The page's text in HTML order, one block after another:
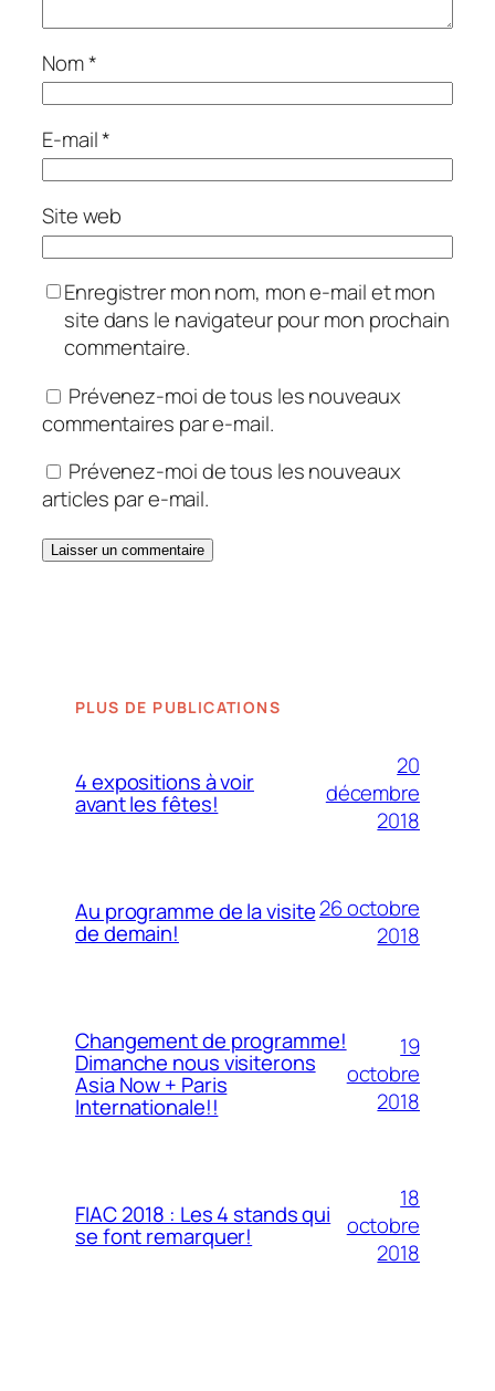
Nom*
E-mail*
Site web
Enregistrer mon nom, mon e-mail et mon
site dans le navigateur pour mon prochain
commentaire.
Prévenez-moi de tous les nouveaux
commentaires par e-mail.
Prévenez-moi de tous les nouveaux
articles par e-mail.
PLUS DE PUBLICATIONS
4 expositions à voir
avant les fêtes!
20
décembre
2018
Au programme de la visite
de demain!
26 octobre
2018
Changement de programme!
Dimanche nous visiterons
Asia Now + Paris
Internationale!!
19
octobre
2018
FIAC 2018 : Les 4 stands qui
se font remarquer!
18
octobre
2018